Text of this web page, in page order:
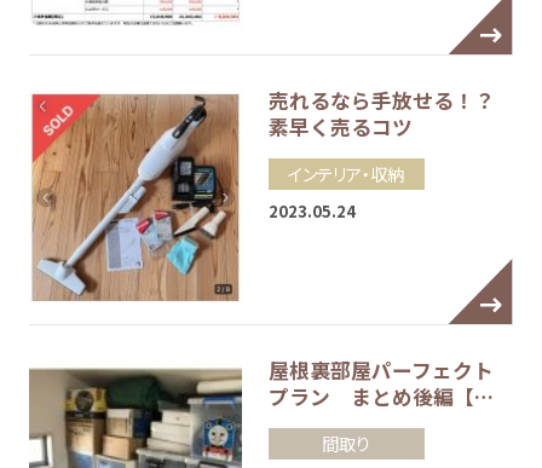
売れるなら手放せる！？
素早く売るコツ
インテリア・収納
2023.05.24
屋根裏部屋パーフェクト
プラン まとめ後編【…
間取り